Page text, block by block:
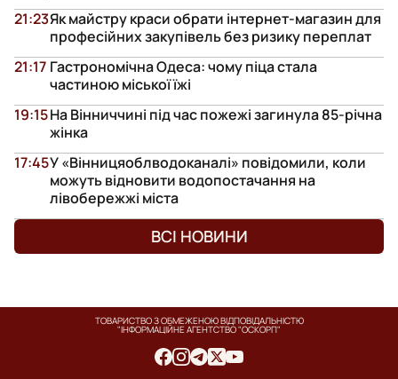
Як майстру краси обрати інтернет-магазин для
професійних закупівель без ризику переплат
21:23
Гастрономічна Одеса: чому піца стала
частиною міської їжі
21:17
На Вінниччині під час пожежі загинула 85-річна
жінка
19:15
У «Вінницяоблводоканалі» повідомили, коли
можуть відновити водопостачання на
лівобережжі міста
17:45
ВСІ НОВИНИ
ТОВАРИСТВО З ОБМЕЖЕНОЮ ВІДПОВІДАЛЬНІСТЮ
"ІНФОРМАЦІЙНЕ АГЕНТСТВО "ОСКОРП"